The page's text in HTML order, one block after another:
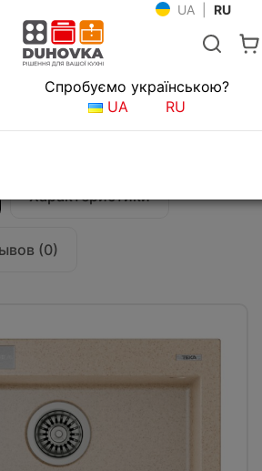
UA RU
Кухонные мойки
Teka Forsquare 50.40 TG
Характеристики
(0)
Спробуємо українською?
UA
RU